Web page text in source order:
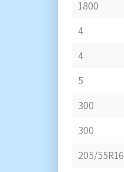
1800
4
4
5
300
300
205/55R16